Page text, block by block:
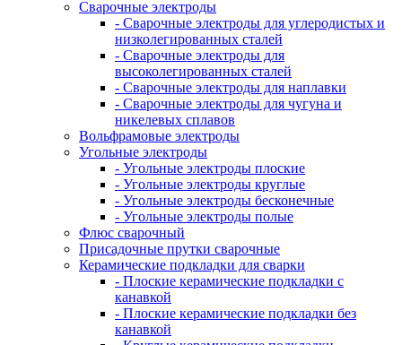
Сварочные электроды
- Сварочные электроды для углеродистых и
низколегированных сталей
- Сварочные электроды для
высоколегированных сталей
- Сварочные электроды для наплавки
- Сварочные электроды для чугуна и
никелевых сплавов
Вольфрамовые электроды
Угольные электроды
- Угольные электроды плоские
- Угольные электроды круглые
- Угольные электроды бесконечные
- Угольные электроды полые
Флюс сварочный
Присадочные прутки сварочные
Керамические подкладки для сварки
- Плоские керамические подкладки с
канавкой
- Плоские керамические подкладки без
канавкой